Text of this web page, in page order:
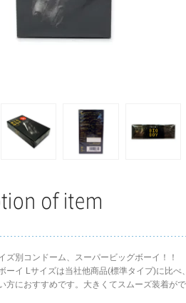
ズ別コンドーム、スーパービッグボーイ！！
ーイ Lサイズは当社他商品(標準タイプ)に比
方におすすめです。大きくてスムーズ装着が